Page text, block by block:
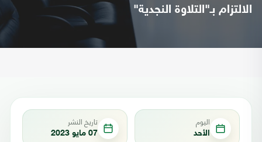
الالتزام بـ"التلاوة النجدية"
اليوم
الأحد
تاريخ النشر
07 مايو 2023